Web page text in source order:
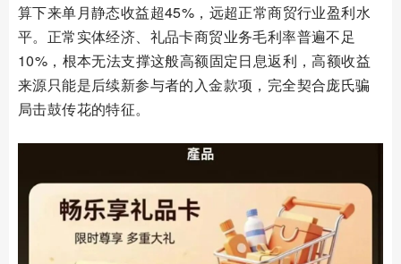
算下来单月静态收益超45%，远超正常商贸行业盈利水
平。正常实体经济、礼品卡商贸业务毛利率普遍不足
10%，根本无法支撑这般高额固定日息返利，高额收益
来源只能是后续新参与者的入金款项，完全契合庞氏骗
局击鼓传花的特征。